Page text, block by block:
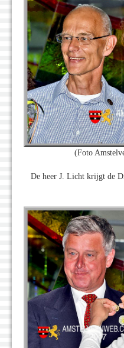
(Foto
De heer J. Licht krijgt de